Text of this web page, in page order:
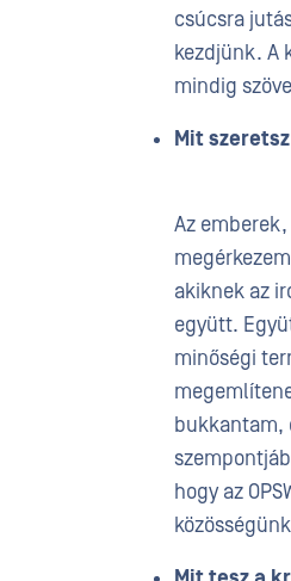
csúcsra
kezdjünk. A
mindig
Mit
Az
akiknek az
együtt.
minőségi
bukkantam,
hogy az